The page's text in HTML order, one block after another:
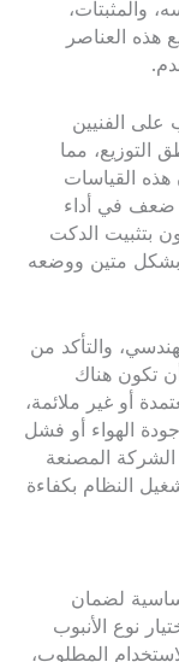
والمثبتات،
هذه العناصر
على الفنيين
التوزيع، مما
القياسات
ضعف في أداء
بتثبيت الدكت
بشكل متين ووضعه
والتأكد من
تكون هناك
أو غير ملائمة،
الهواء أو فشل
الشركة المصنعة
النظام بكفاءة
لضمان
نوع الأنبوب
المطلوب،